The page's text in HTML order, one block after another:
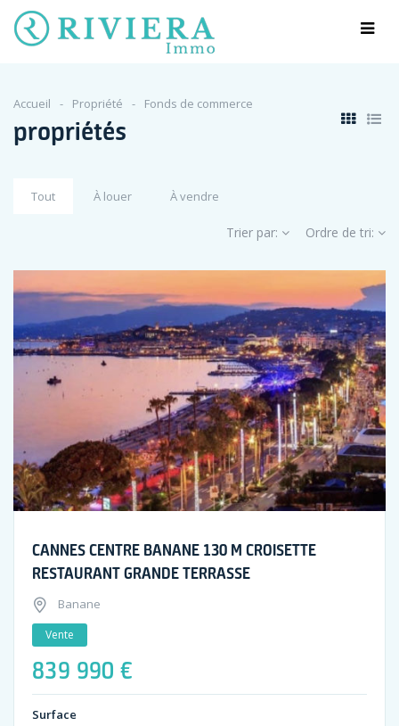
Accueil Propriété Fonds de commerce
propriétés
Tout À louer À vendre
Trier par: Ordre de tri:
CANNES CENTRE BANANE 130 M CROISETTE
RESTAURANT GRANDE TERRASSE
Banane
Vente
839 990 €
Surface